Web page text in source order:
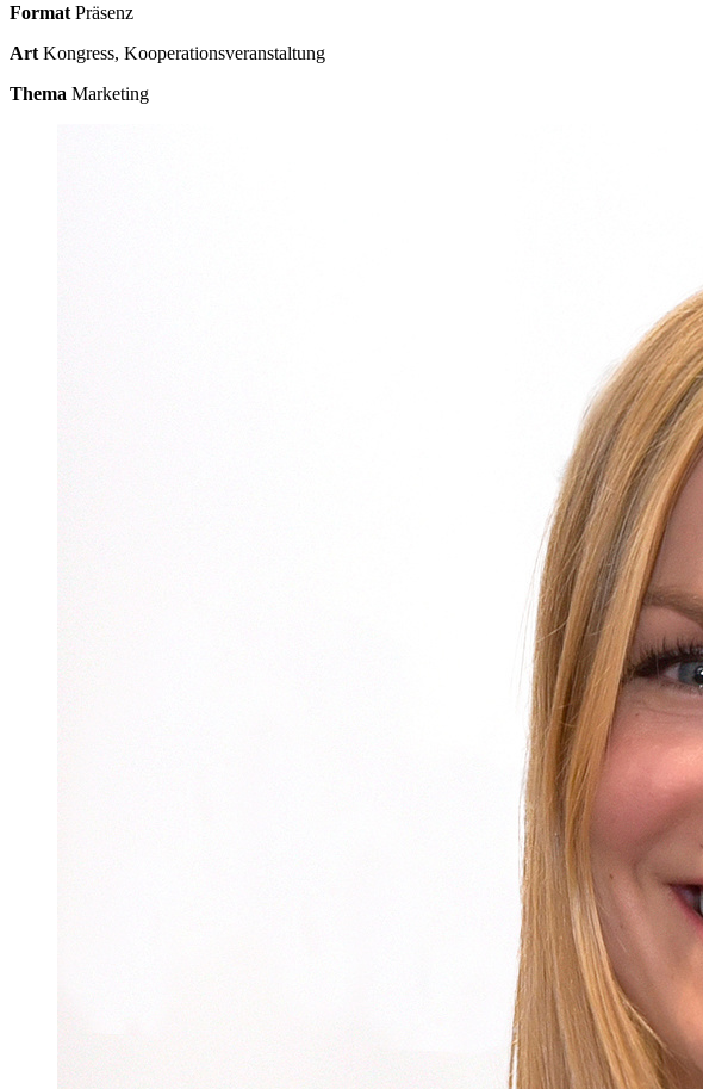
Format Präsenz
Art Kongress, Kooperationsveranstaltung
Thema Marketing